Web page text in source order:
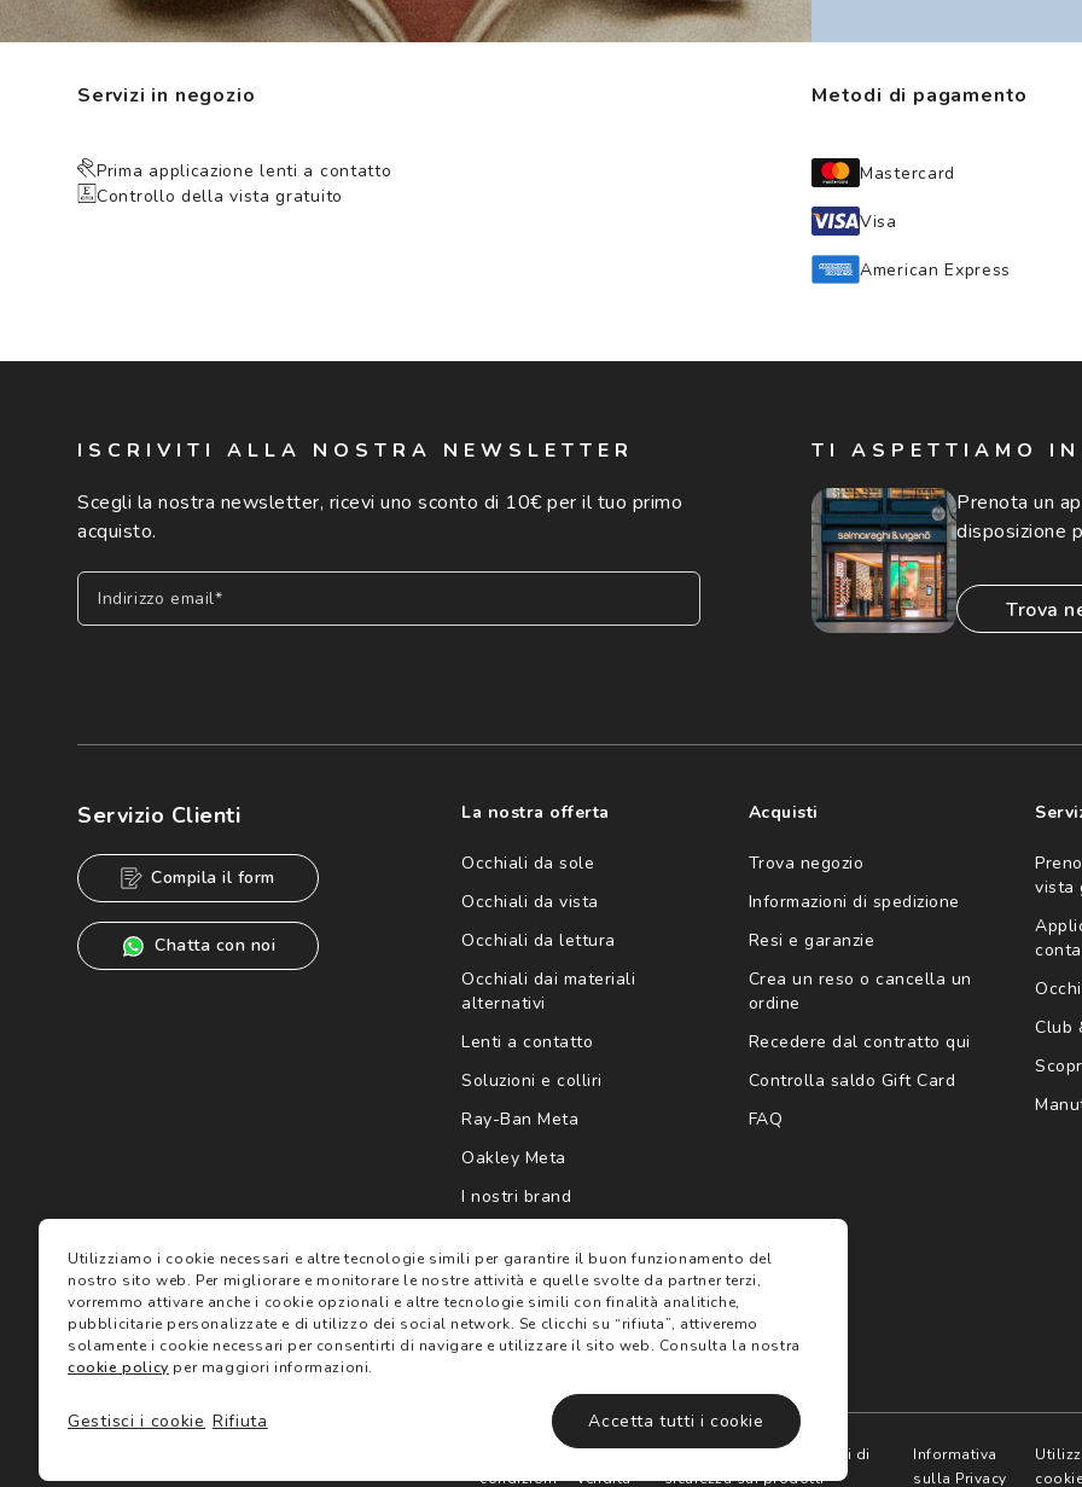
Servizi in negozio
Prima applicazione lenti a contatto
Controllo della vista gratuito
Metodi di pagamento
Mastercard
Visa
American Express
ISCRIVITI ALLA NOSTRA NEWSLETTER
Scegli la nostra newsletter, ricevi uno sconto di 10€ per il tuo primo
acquisto.
Indirizzo email*
speciali, novità ed altre comunicazioni di carattere pubblicitario (consultare
Informativa sulla privacy
per ulteriori informazioni).
TI ASPETTIAMO IN
Prenota un
disposizione
trova
Servizio Clienti
Compila il form
Chatta con noi
La nostra offerta
Occhiali da sole
Occhiali da vista
Occhiali da lettura
Occhiali dai materiali
alternativi
Lenti a contatto
Soluzioni e colliri
Ray-Ban Meta
Oakley Meta
I nostri brand
Acquisti
Trova negozio
Informazioni di spedizione
Resi e garanzie
Crea un reso o cancella un
ordine
Recedere dal contratto qui
Controlla saldo Gift Card
FAQ
vista
Club
condizioni
Termini di
vendita
Avvertenze e informazioni di
sicurezza sui prodotti
Informativa
sulla Privacy
cookie
Utilizziamo i cookie necessari e altre tecnologie simili per garantire il buon funzionamento del
nostro sito web. Per migliorare e monitorare le nostre attività e quelle svolte da partner terzi,
vorremmo attivare anche i cookie opzionali e altre tecnologie simili con finalità analitiche,
pubblicitarie personalizzate e di utilizzo dei social network. Se clicchi su “rifiuta”, attiveremo
solamente i cookie necessari per consentirti di navigare e utilizzare il sito web. Consulta la nostra
cookie policy per maggiori informazioni.
Accetta tutti i cookie
Rifiuta
Gestisci i cookie